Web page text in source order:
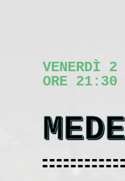
VENERDÌ 2
ORE 21:30